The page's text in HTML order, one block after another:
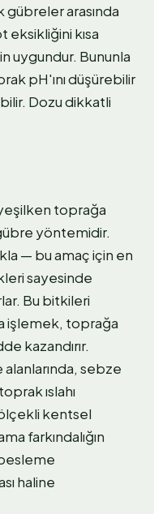
arasında
eksikliğini kısa
uygundur. Bununla
pH'ını düşürebilir
Dozu dikkatli
toprağa
yöntemidir.
— bu amaç için en
sayesinde
Bu bitkileri
işlemek, toprağa
kazandırır.
sebze
ıslahı
kentsel
farkındalığın
haline